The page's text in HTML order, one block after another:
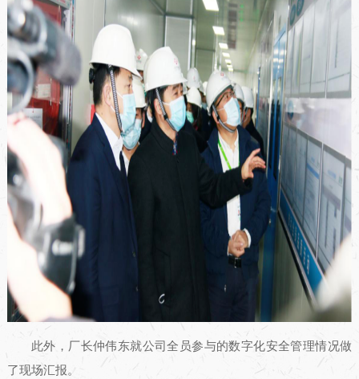
此外，厂长仲伟东就公司全员参与的数字化安全管理情况做
了现场汇报。